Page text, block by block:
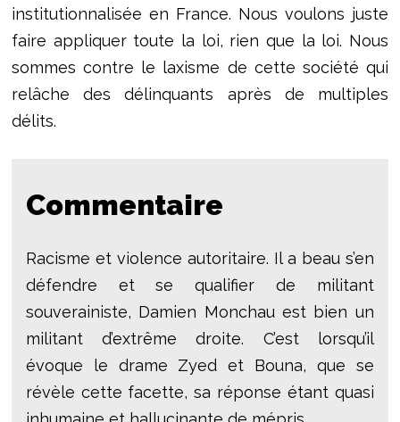
institutionnalisée en France. Nous voulons juste
faire appliquer toute la loi, rien que la loi. Nous
sommes contre le laxisme de cette société qui
relâche des délinquants après de multiples
délits.
Commentaire
Racisme et violence autoritaire. Il a beau s’en
défendre et se qualifier de militant
souverainiste, Damien Monchau est bien un
militant d’extrême droite. C’est lorsqu’il
évoque le drame Zyed et Bouna, que se
révèle cette facette, sa réponse étant quasi